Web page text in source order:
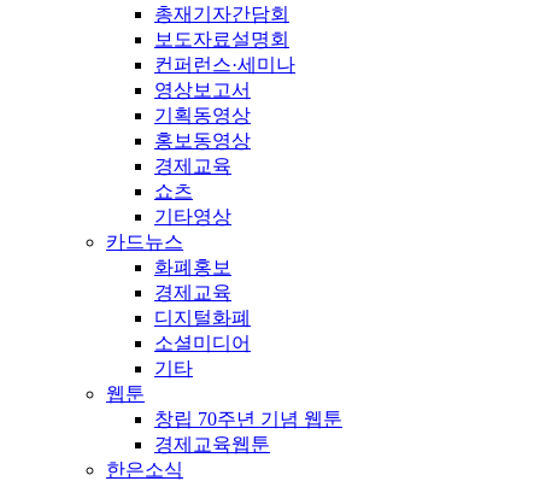
총재기자간담회
보도자료설명회
컨퍼런스·세미나
영상보고서
기획동영상
홍보동영상
경제교육
쇼츠
기타영상
카드뉴스
화폐홍보
경제교육
디지털화폐
소셜미디어
기타
웹툰
창립 70주년 기념 웹툰
경제교육웹툰
한은소식